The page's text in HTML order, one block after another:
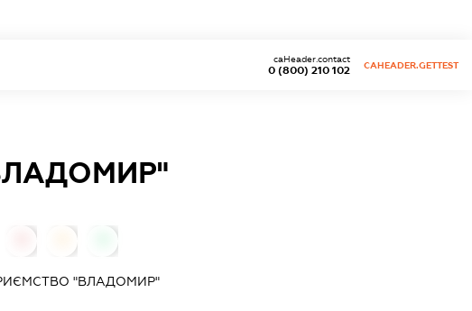
0 (800) 210 102
caHeader.contact
CAHEADER.GETTEST
"ВЛАДОМИР"